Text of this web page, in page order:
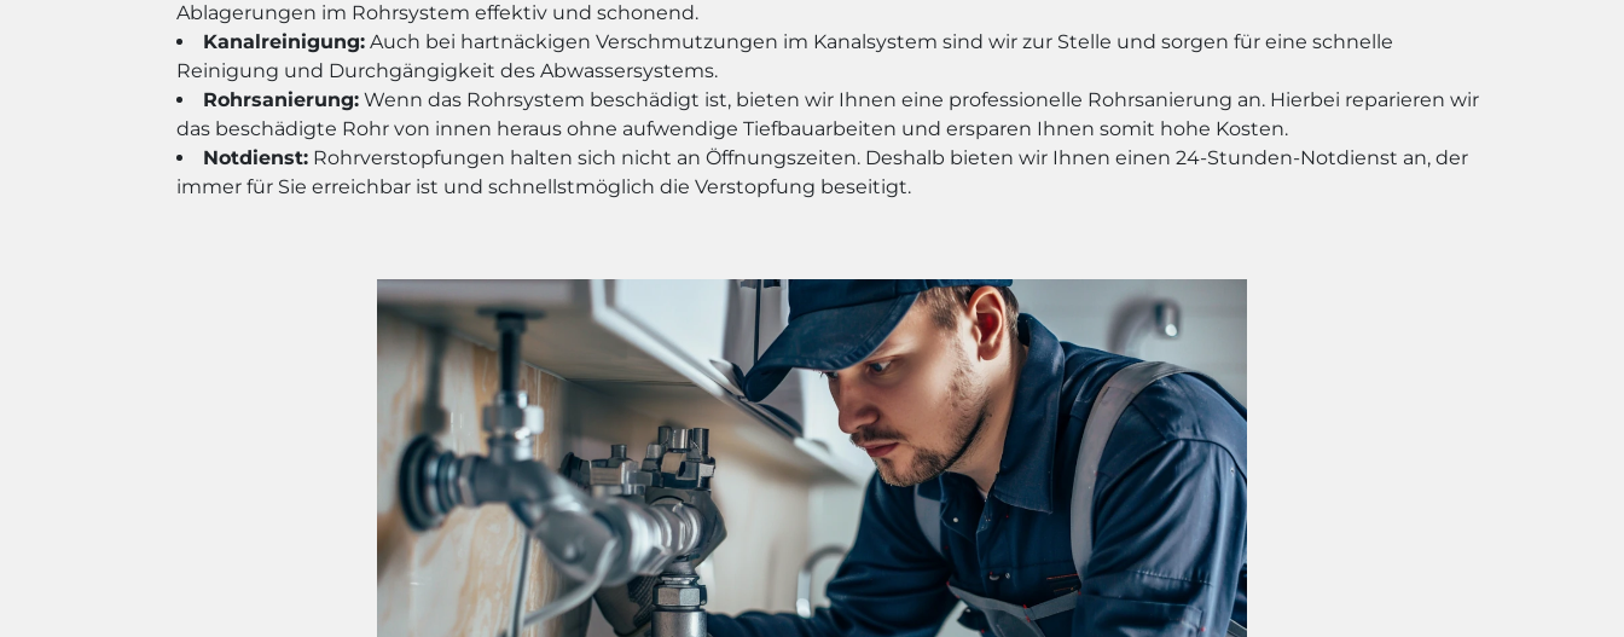
Ablagerungen im Rohrsystem effektiv und schonend.
Kanalreinigung: Auch bei hartnäckigen Verschmutzungen im Kanalsystem sind wir zur Stelle und sorgen für eine schnelle
Reinigung und Durchgängigkeit des Abwassersystems.
Rohrsanierung: Wenn das Rohrsystem beschädigt ist, bieten wir Ihnen eine professionelle Rohrsanierung an. Hierbei reparieren wir
das beschädigte Rohr von innen heraus ohne aufwendige Tiefbauarbeiten und ersparen Ihnen somit hohe Kosten.
Notdienst: Rohrverstopfungen halten sich nicht an Öffnungszeiten. Deshalb bieten wir Ihnen einen 24-Stunden-Notdienst an, der
immer für Sie erreichbar ist und schnellstmöglich die Verstopfung beseitigt.